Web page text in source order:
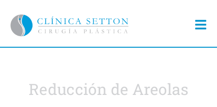
Reducción de Areolas